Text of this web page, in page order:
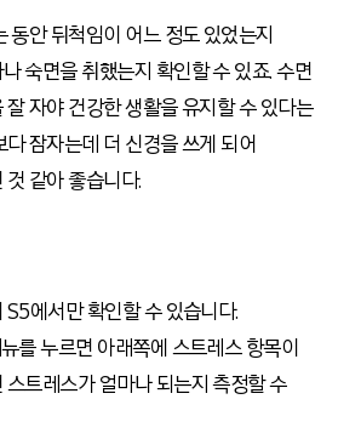
동안 뒤척임이 어느 정도 있었는지
숙면을 취했는지 확인할 수 있죠. 수면
자야 건강한 생활을 유지할 수 있다는
잠자는데 더 신경을 쓰게 되어
같아 좋습니다.
에서만 확인할 수 있습니다.
를 누르면 아래쪽에 스트레스 항목이
트레스가 얼마나 되는지 측정할 수